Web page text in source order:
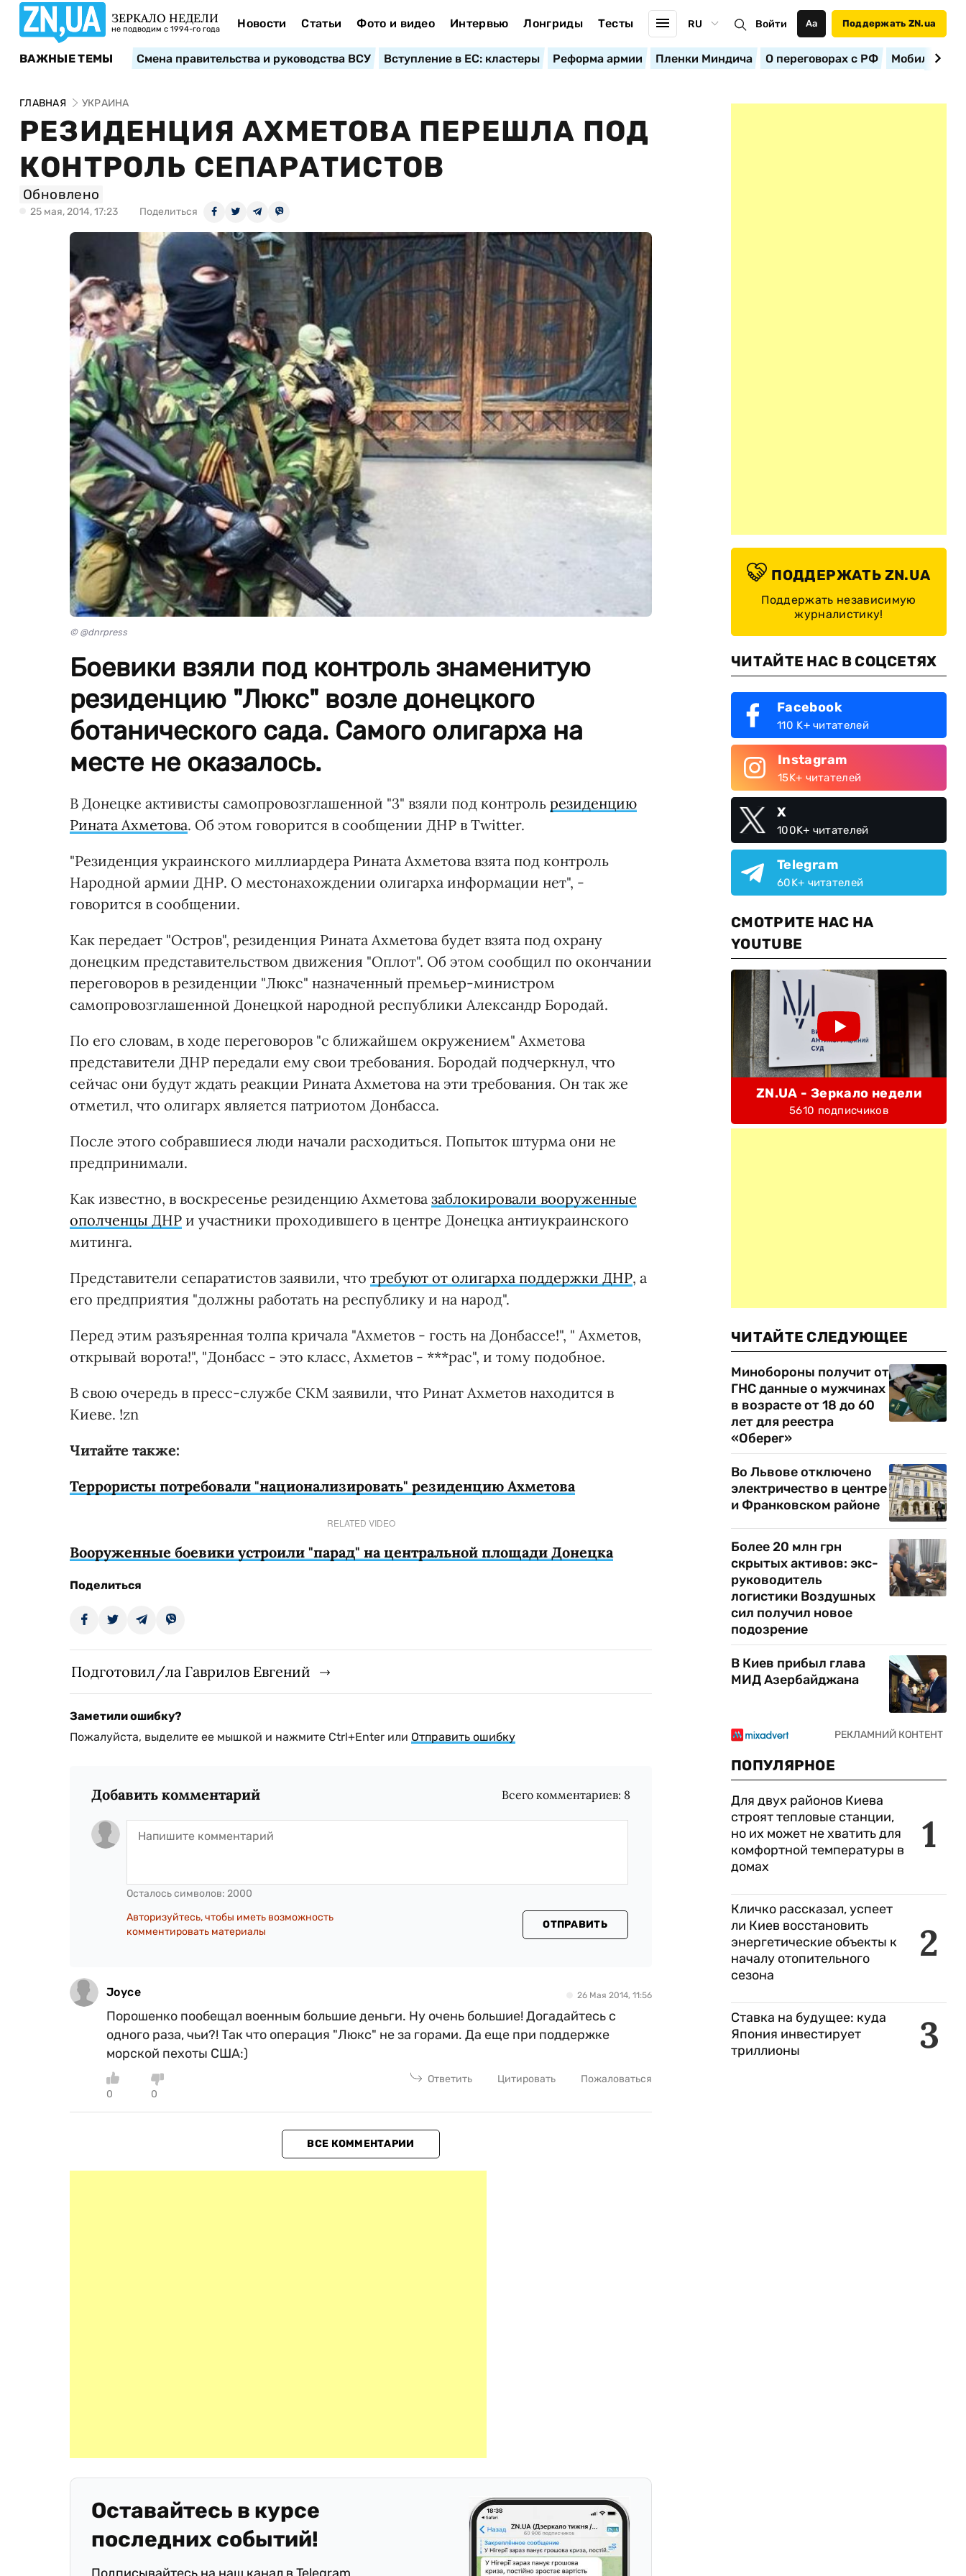
ЗЕРКАЛО НЕДЕЛИ
не подводим с 1994-го года Новости Статьи Фото и видео Интервью Лонгриды Тесты RU Войти Аа Поддержать ZN.ua
ВАЖНЫЕ ТЕМЫ Смена правительства и руководства ВСУ Вступление в ЕС: кластеры Реформа армии Пленки Миндича О переговорах с РФ
ГЛАВНАЯ УКРАИНА
РЕЗИДЕНЦИЯ АХМЕТОВА ПЕРЕШЛА ПОД
КОНТРОЛЬ СЕПАРАТИСТОВ
Обновлено
25 мая, 2014, 17:23 Поделиться
© @dnrpress
Боевики взяли под контроль знаменитую
резиденцию "Люкс" возле донецкого
ботанического сада. Самого олигарха на
месте не оказалось.
В Донецке активисты самопровозглашенной "3" взяли под контроль резиденцию
Рината Ахметова. Об этом говорится в сообщении ДНР в Twitter.
"Резиденция украинского миллиардера Рината Ахметова взята под контроль
Народной армии ДНР. О местонахождении олигарха информации нет", -
говорится в сообщении.
Как передает "Остров", резиденция Рината Ахметова будет взята под охрану
донецким представительством движения "Оплот". Об этом сообщил по окончании
переговоров в резиденции "Люкс" назначенный премьер-министром
самопровозглашенной Донецкой народной республики Александр Бородай.
По его словам, в ходе переговоров "с ближайшем окружением" Ахметова
представители ДНР передали ему свои требования. Бородай подчеркнул, что
сейчас они будут ждать реакции Рината Ахметова на эти требования. Он так же
отметил, что олигарх является патриотом Донбасса.
После этого собравшиеся люди начали расходиться. Попыток штурма они не
предпринимали.
Как известно, в воскресенье резиденцию Ахметова заблокировали вооруженные
ополченцы ДНР и участники проходившего в центре Донецка антиукраинского
митинга.
Представители сепаратистов заявили, что требуют от олигарха поддержки ДНР, а
его предприятия "должны работать на республику и на народ".
Перед этим разъяренная толпа кричала "Ахметов - гость на Донбассе!", " Ахметов,
открывай ворота!", "Донбасс - это класс, Ахметов - ***рас", и тому подобное.
В свою очередь в пресс-службе СКМ заявили, что Ринат Ахметов находится в
Киеве. !zn
Читайте также:
Террористы потребовали "национализировать" резиденцию Ахметова
RELATED VIDEO
Вооруженные боевики устроили "парад" на центральной площади Донецка
Поделиться
Подготовил/ла Гаврилов Евгений
Заметили ошибку?
Пожалуйста, выделите ее мышкой и нажмите Ctrl+Enter или Отправить ошибку
Добавить комментарий Всего комментариев: 8
Осталось символов: 2000
Авторизуйтесь, чтобы иметь возможность
комментировать материалы
ОТПРАВИТЬ
Joyce 26 Мая 2014, 11:56
Порошенко пообещал военным большие деньги. Ну очень большие! Догадайтесь с
одного раза, чьи?! Так что операция "Люкс" не за горами. Да еще при поддержке
морской пехоты США:)
0 0
Ответить Цитировать Пожаловаться
ВСЕ КОММЕНТАРИИ
Оставайтесь в курсе
последних событий!
ПОДДЕРЖАТЬ ZN.UA
Поддержать независимую
журналистику!
ЧИТАЙТЕ НАС В СОЦСЕТЯХ
Facebook
110 K+ читателей
Instagram
15K+ читателей
X
100K+ читателей
Telegram
60K+ читателей
СМОТРИТЕ НАС НА
YOUTUBE
ZN.UA - Зеркало недели
5610 подписчиков
ЧИТАЙТЕ СЛЕДУЮЩЕЕ
Минобороны получит от
ГНС данные о мужчинах
в возрасте от 18 до 60
лет для реестра
«Оберег»
Во Львове отключено
электричество в центре
и Франковском районе
Более 20 млн грн
скрытых активов: экс-
руководитель
логистики Воздушных
сил получил новое
подозрение
В Киев прибыл глава
МИД Азербайджана
ПОПУЛЯРНОЕ
1
Для двух районов Киева
строят тепловые станции,
но их может не хватить для
комфортной температуры в
домах
2
Кличко рассказал, успеет
ли Киев восстановить
энергетические объекты к
началу отопительного
сезона
3
Ставка на будущее: куда
Япония инвестирует
триллионы